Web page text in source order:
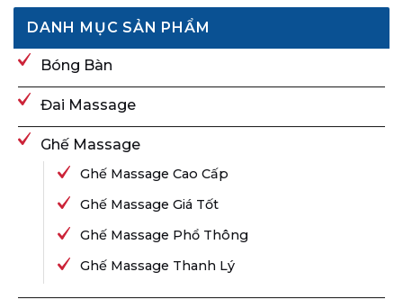
DANH MỤC SẢN PHẨM
Bóng Bàn
Đai Massage
Ghế Massage
Ghế Massage Cao Cấp
Ghế Massage Giá Tốt
Ghế Massage Phổ Thông
Ghế Massage Thanh Lý